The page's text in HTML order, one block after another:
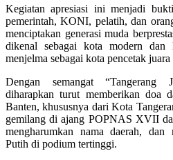
Kegiatan apresiasi ini menjadi
pemerintah, KONI, pelatih, dan
menciptakan generasi muda
dikenal sebagai kota modern
menjelma sebagai kota pencetak
Dengan semangat “Tangerang
diharapkan turut memberikan doa
Banten, khususnya dari Kota
gemilang di ajang POPNAS XVII
mengharumkan nama daerah, dan
Putih di podium tertinggi.